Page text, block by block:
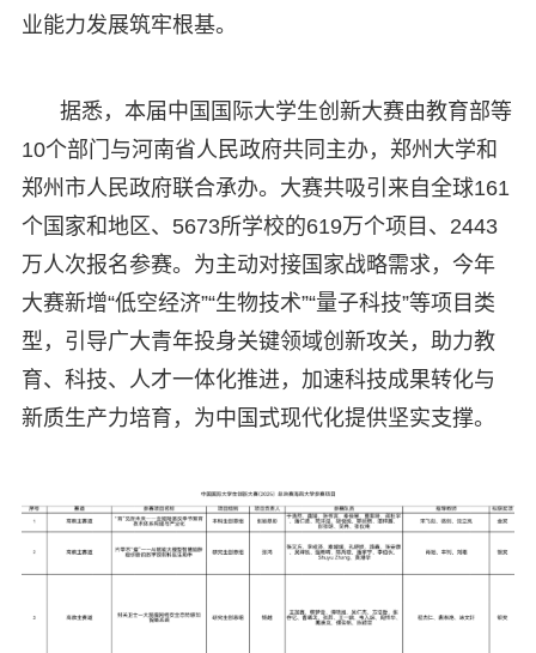
业能力发展筑牢根基。
据悉，本届中国国际大学生创新大赛由教育部等
10个部门与河南省人民政府共同主办，郑州大学和
郑州市人民政府联合承办。大赛共吸引来自全球161
个国家和地区、5673所学校的619万个项目、2443
万人次报名参赛。为主动对接国家战略需求，今年
大赛新增“低空经济”“生物技术”“量子科技”等项目类
型，引导广大青年投身关键领域创新攻关，助力教
育、科技、人才一体化推进，加速科技成果转化与
新质生产力培育，为中国式现代化提供坚实支撑。